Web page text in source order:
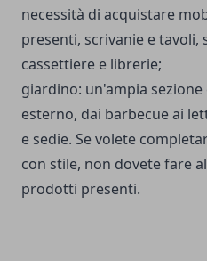
necessità di acquistare
presenti, scrivanie e tavoli,
cassettiere e librerie;
giardino: un'ampia
esterno, dai barbecue ai
e sedie. Se volete
con stile, non dovete fare
prodotti presenti.